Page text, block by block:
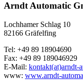
Arndt Automatic
Lochhamer Schlag 10
82166 Gräfelfing
Tel: +49 89 18904690
Fax: +49 89 189046929
E-Mail: kontakt(at)arndt-
www: www.arndt-